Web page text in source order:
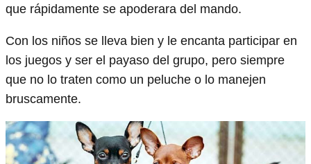
que rápidamente se apoderara del mando.
Con los niños se lleva bien y le encanta participar en
los juegos y ser el payaso del grupo, pero siempre
que no lo traten como un peluche o lo manejen
bruscamente.